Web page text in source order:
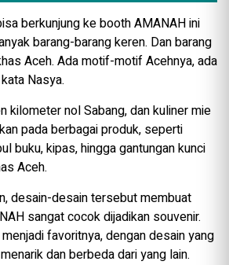
berkunjung ke booth AMANAH ini
barang-barang keren. Dan barang
Aceh. Ada motif-motif Acehnya, ada
Nasya.
kilometer nol Sabang, dan kuliner mie
pada berbagai produk, seperti
buku, kipas, hingga gantungan kunci
Aceh.
desain-desain tersebut membuat
sangat cocok dijadikan souvenir.
favoritnya, dengan desain yang
dan berbeda dari yang lain.